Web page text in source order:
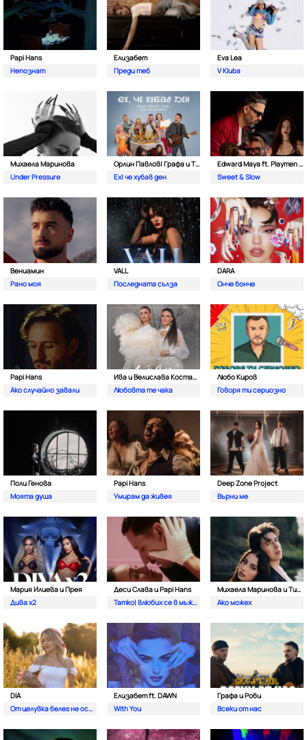
Papi Hans
Непознат
Елизабет
Преди теб
Eva Lea
V Kluba
Михаела Маринова
Under Pressure
Орлин Павлов| Графа и The Brunches
Ех| че хубав ден
Edward Maya ft. Playmen & Alma
Sweet & Slow
Вениамин
Рано моя
VALL
Последната сълза
DARA
Онче бонче
Papi Hans
Ако случайно завали
Ива и Велислава Костадинови
Любовта те чака
Любо Киров
Говоря ти сериозно
Поли Генова
Моята душа
Papi Hans
Умирам да живея
Deep Zone Project
Върни ме
Мария Илиева и Прея
Дива х2
Деси Слава и Papi Hans
Татко| влюбих се в мъжкар
Михаела Маринова и Тино
Ако можех
DIA
От целувка белег не остава
Елизабет ft. DAWN
With You
Графа и Роби
Всеки от нас